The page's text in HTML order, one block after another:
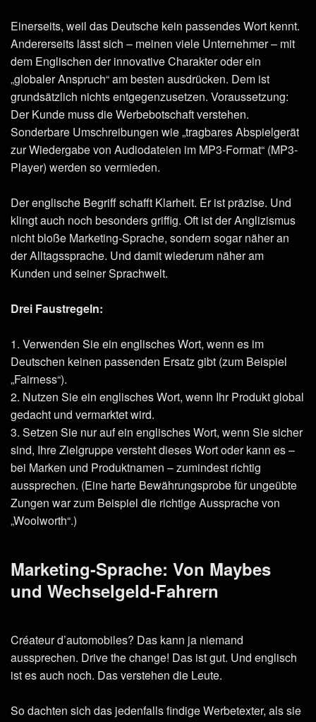
Einerseits, weil das Deutsche kein passendes Wort kennt.
Andererseits lässt sich – meinen viele Unternehmer – mit
dem Englischen der innovative Charakter oder ein
„globaler Anspruch“ am besten ausdrücken. Dem ist
grundsätzlich nichts entgegenzusetzen. Voraussetzung:
Der Kunde muss die Werbebotschaft verstehen.
Sonderbare Umschreibungen wie „tragbares Abspielgerät
zur Wiedergabe von Audiodateien im MP3-Format“ (MP3-
Player) werden so vermieden.
Der englische Begriff schafft Klarheit. Er ist präzise. Und
klingt auch noch besonders griffig. Oft ist der Anglizismus
nicht bloße Marketing-Sprache, sondern sogar näher an
der Alltagssprache. Und damit wiederum näher am
Kunden und seiner Sprachwelt.
Drei Faustregeln:
1. Verwenden Sie ein englisches Wort, wenn es im
Deutschen keinen passenden Ersatz gibt (zum Beispiel
„Fairness“).
2. Nutzen Sie ein englisches Wort, wenn Ihr Produkt global
gedacht und vermarktet wird.
3. Setzen Sie nur auf ein englisches Wort, wenn Sie sicher
sind, Ihre Zielgruppe versteht dieses Wort oder kann es –
bei Marken und Produktnamen – zumindest richtig
aussprechen. (Eine harte Bewährungsprobe für ungeübte
Zungen war zum Beispiel die richtige Aussprache von
„Woolworth“.)
Marketing-Sprache: Von Maybes
und Wechselgeld-Fahrern
Créateur d’automobiles? Das kann ja niemand
aussprechen. Drive the change! Das ist gut. Und englisch
ist es auch noch. Das verstehen die Leute.
So dachten sich das jedenfalls findige Werbetexter, als sie